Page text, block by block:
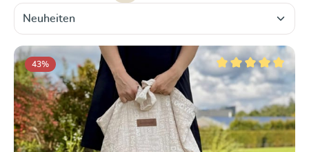
43%
Durchschnittliche